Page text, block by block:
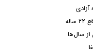
آزادی
از سال‌ها